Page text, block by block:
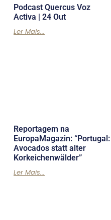
Podcast Quercus Voz
Activa | 24 Out
Ler Mais...
Reportagem na
EuropaMagazin: “Portugal:
Avocados statt alter
Korkeichenwälder”
Ler Mais...